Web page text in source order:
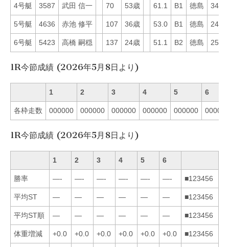
4号艇 3587 武田 信一 70 53歳 61.1 B1 徳島 34
5号艇 4636 赤池 修平 107 36歳 53.0 B1 徳島 24
6号艇 5423 高橋 嗣穏 137 24歳 51.1 B2 徳島 25
1R今節成績 (2026年5月8日より)
1 2 3 4 5 6
各枠走数 000000 000000 000000 000000 000000 000000
1R今節成績 (2026年5月8日より)
1 2 3 4 5 6
勝率 —- —- —- —- —- —- ■123456
平均ST — — — — — — ■123456
平均ST順 — — — — — — ■123456
体重増減 +0.0 +0.0 +0.0 +0.0 +0.0 +0.0 ■123456